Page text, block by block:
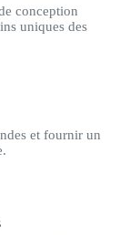
conception
uniques des
et fournir un